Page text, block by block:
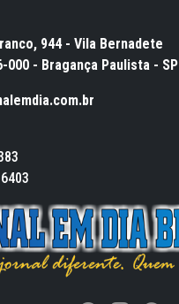
944 - Vila Bernadete
000 - Bragança Paulista - SP